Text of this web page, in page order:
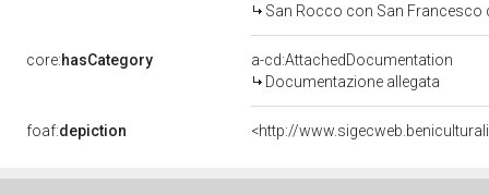
San Rocco con San Francesco
core:hasCategory
a-cd:AttachedDocumentation
Documentazione allegata
foaf:depiction <http://